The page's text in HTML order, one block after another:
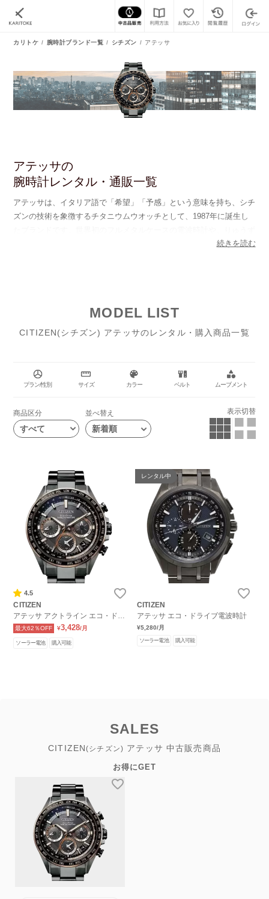
カリトケ 腕時計ブランド一覧 シチズン アテッサ
アテッサの
腕時計レンタル・通販一覧
続きを読む
アテッサは、イタリア語で「希望」「予感」という意味を持ち、シチ
ズンの技術を象徴するチタニウムウオッチとして、1987年に誕生し
を引き都市を合わせる、というシンプルな操作で世界の時を把握する
プの中心となる「ACT Line」は、多様化するビジネススタイルに合
わせ、スーツスタイルとカジュアルの両方で使える、力強く軽快なデ
MODEL LIST
CITIZEN(シチズン) アテッサのレンタル・購入商品一覧
プラン/性別 サイズ カラー ベルト ムーブメント
商品区分
すべて
並べ替え 表示切替
4.5
CITIZEN
アテッサ アクトライン エコ・ドラ
イブGPS衛星電波時計
最大62％OFF ¥3,428/月
ソーラー電池 購入可能
レンタル中
CITIZEN
アテッサ エコ・ドライブ電波時計
¥5,280/月
ソーラー電池 購入可能
SALES
CITIZEN(シチズン) アテッサ 中古販売商品
お得にGET